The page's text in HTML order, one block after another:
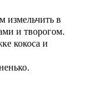
измельчить в
и творогом.
кокоса и